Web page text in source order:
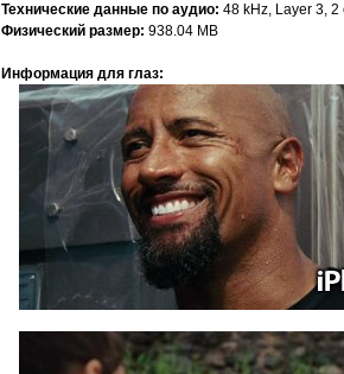
Технические данные по аудио: 48 kHz, Layer 3,
Физический размер: 938.04 MB
Информация для глаз: